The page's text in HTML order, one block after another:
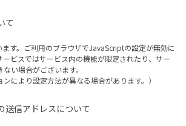
て
す。ご利用のブラウザでJavaScriptの設定が無効に
ービスではサービス内の機能が限定されたり、サー
い場合がございます。
により設定方法が異なる場合があります。）
送信アドレスについて